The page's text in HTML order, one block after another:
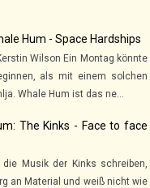
Hum - Space Hardships
Wilson Ein Montag könnte
als mit einem solchen
Whale Hum ist das ne...
The Kinks - Face to face
die Musik der Kinks schreiben,
an Material und weiß nicht wie